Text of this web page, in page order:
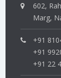
602,
Marg,
+91
+91
+91 22